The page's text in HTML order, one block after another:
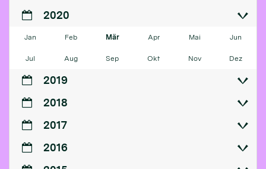
2020
Jan Feb Mär Apr Mai Jun
Jul Aug Sep Okt Nov Dez
2019
2018
2017
2016